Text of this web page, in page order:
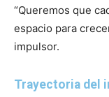
“Queremos que
espacio para
impulsor.
Trayectoria del